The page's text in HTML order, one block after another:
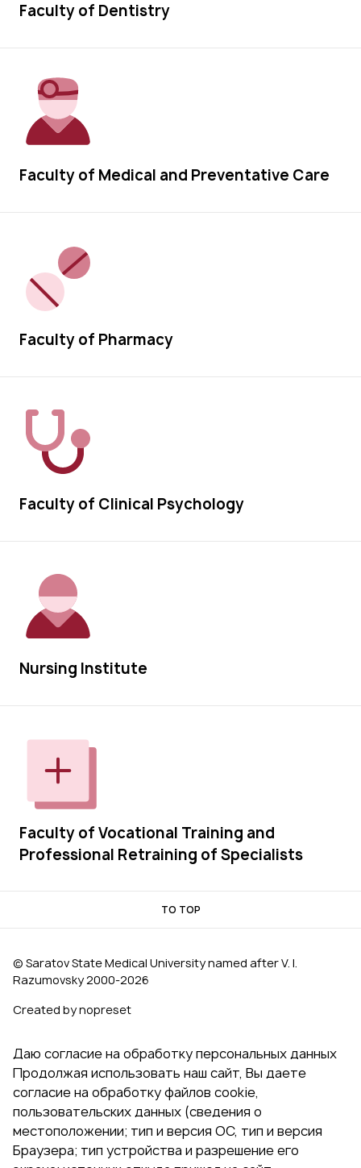
Faculty of Dentistry
Faculty of Medical and Preventative Care
Faculty of Pharmacy
Faculty of Clinical Psychology
Nursing Institute
Faculty of Vocational Training and
Professional Retraining of Specialists
TO TOP
© Saratov State Medical University named after V. I.
Razumovsky 2000‑2026
Created by nopreset
Даю согласие на обработку персональных данных
Продолжая использовать наш сайт, Вы даете
согласие на обработку файлов cookie,
пользовательских данных (сведения о
местоположении; тип и версия ОС, тип и версия
Браузера; тип устройства и разрешение его